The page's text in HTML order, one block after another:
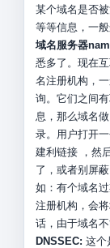
某个域名是否
等等信息，一般
域名服务器
悉多了。现在
名注册机构，
询。它们之间
息，那么域名
录。用户打开
建利链接 ，然
了，或者别屏
如：有个域名
注册机构，会
话，由于域名
DNSSEC: 这个